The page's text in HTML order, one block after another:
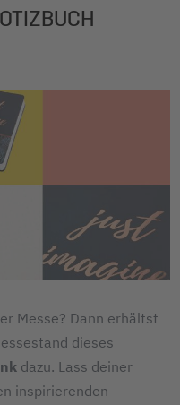
Messe? Dann erhältst
dieses
dazu. Lass deiner
inspirierenden